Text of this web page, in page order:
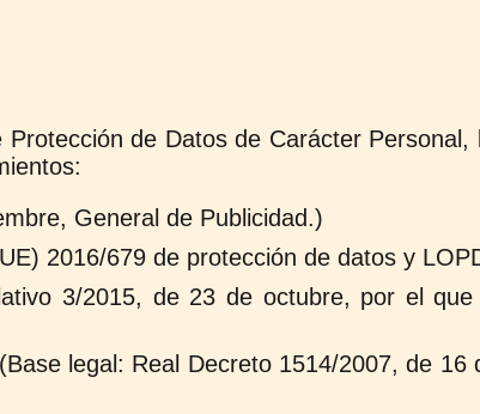
de Datos de Carácter Personal,
General de Publicidad.)
2016/679 de protección de datos y
3/2015, de 23 de octubre, por el
legal: Real Decreto 1514/2007, de 16